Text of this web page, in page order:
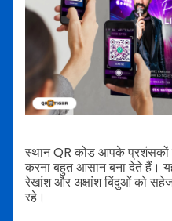
स्थान QR कोड आपके
करना बहुत आसान बना देते हैं।
रेखांश और अक्षांश बिंदुओं को
रहे।